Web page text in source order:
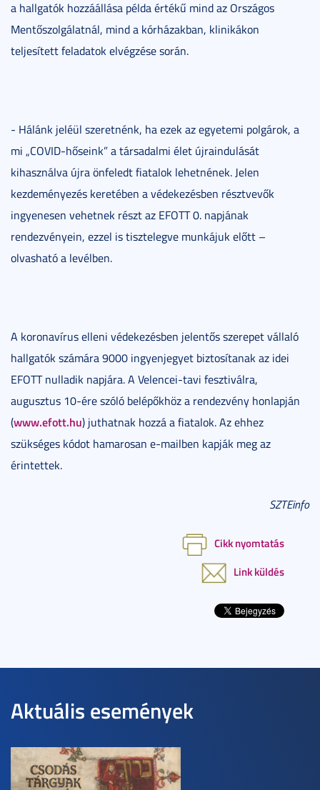
a hallgatók hozzáállása példa értékű mind az Országos
Mentőszolgálatnál, mind a kórházakban, klinikákon
teljesített feladatok elvégzése során.
- Hálánk jeléül szeretnénk, ha ezek az egyetemi polgárok, a
mi „COVID-hőseink” a társadalmi élet újraindulását
kihasználva újra önfeledt fiatalok lehetnének. Jelen
kezdeményezés keretében a védekezésben résztvevők
ingyenesen vehetnek részt az EFOTT 0. napjának
rendezvényein, ezzel is tisztelegve munkájuk előtt –
olvasható a levélben.
A koronavírus elleni védekezésben jelentős szerepet vállaló
hallgatók számára 9000 ingyenjegyet biztosítanak az idei
EFOTT nulladik napjára. A Velencei-tavi fesztiválra,
augusztus 10-ére szóló belépőkhöz a rendezvény honlapján
(www.efott.hu) juthatnak hozzá a fiatalok. Az ehhez
szükséges kódot hamarosan e-mailben kapják meg az
érintettek.
SZTEinfo
Cikk nyomtatás
Link küldés
Aktuális események